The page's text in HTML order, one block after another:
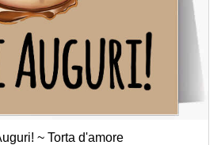
~ Torta d'amore